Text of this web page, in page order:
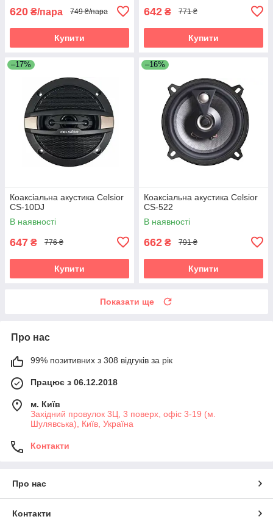
620 ₴/пара 749 ₴/пара
Купити
642 ₴ 771 ₴
Купити
–17%
Коаксіальна акустика Celsior
CS-10DJ
В наявності
647 ₴ 776 ₴
Купити
–16%
Коаксіальна акустика Celsior
CS-522
В наявності
662 ₴ 791 ₴
Купити
Показати ще
Про нас
99% позитивних з 308 відгуків за рік
Працює з 06.12.2018
м. Київ
Західний провулок 3Ц, 3 поверх, офіс 3-19 (м.
Шулявська), Київ, Україна
Контакти
Про нас
Контакти